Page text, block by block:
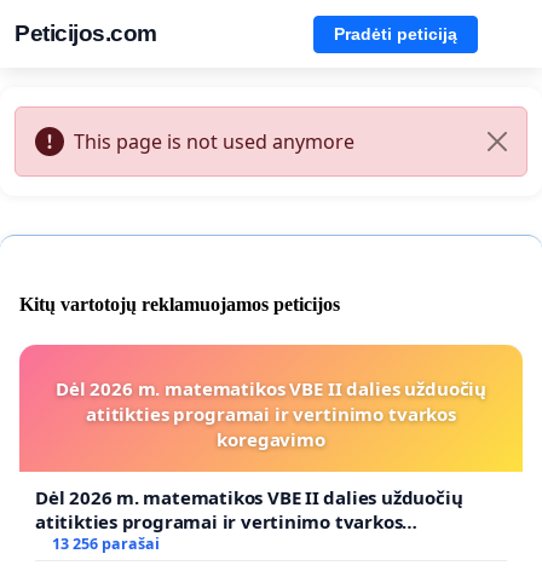
Peticijos.com Pradėti peticiją
This page is not used anymore
Kitų vartotojų reklamuojamos peticijos
Dėl 2026 m. matematikos VBE II dalies užduočių
atitikties programai ir vertinimo tvarkos
koregavimo
Dėl 2026 m. matematikos VBE II dalies užduočių
atitikties programai ir vertinimo tvarkos
koregavimo
13 256 parašai